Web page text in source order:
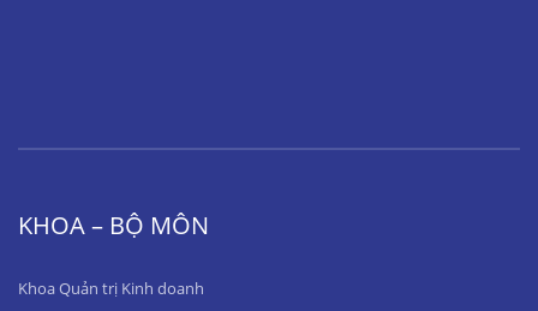
KHOA – BỘ MÔN
Khoa Quản trị Kinh doanh